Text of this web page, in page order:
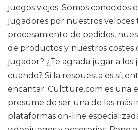
juegos viejos. Somos conocidos
jugadores por nuestros veloces
procesamiento de pedidos,
de productos y nuestros costes
jugador? ¿Te agrada jugar a los
cuando? Si la respuesta es sí,
encantar. Cultture.com es una
presume de ser una de las más
plataformas on-line